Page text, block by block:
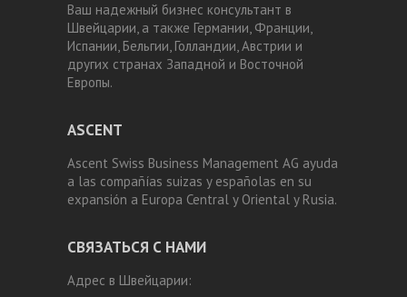
Ваш надежный бизнес консультант в
Швейцарии, а также Германии, Франции,
Испании, Бельгии, Голландии, Австрии и
других странах Западной и Восточной
Европы.
ASCENT
Ascent Swiss Business Management AG ayuda
a las compañías suizas y españolas en su
expansión a Europa Central y Oriental y Rusia.
СВЯЗАТЬСЯ С НАМИ
Адрес в Швейцарии: